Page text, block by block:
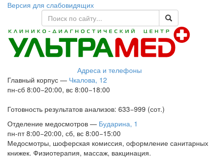
Версия для слабовидящих
Адреса и телефоны
Главный корпус — Чкалова, 12
пн-сб 8:00−20:00, вс 8:00−18:00
Готовность результатов анализов: 633−999 (сот.)
Отделение медосмотров — Бударина, 1
пн-пт 8:00−20:00, сб, вс 8:00−15:00
Медосмотры, шоферская комиссия, оформление санитарных
книжек. Физиотерапия, массаж, вакцинация.